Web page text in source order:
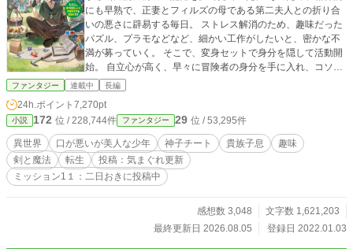
にも早熟で、正妻とフィルズの母である第二夫人との折り合
いの悪さに辟易する毎日。 ストレス解消のため、趣味だった
パズル、プラモなどなど、細かい工作がしたいと、密かな不
満が募っていく。 そこで、変身セットで身分を隠して活動開
始。 自立心が高く、早々に冒険者の身分を手に入れ、コソコ
ソと独自の魔導具を開発して、日々の暮らしに便利さを追加
ーーー？ 口は悪いが、見た目は母親似の美少女！？ ハイスペ
ックな少年が世界を変えていく！ 異世界改革ファンタジー！
息抜きに始めた作品です。 みなさんも息抜きにどうぞ◎ 肩肘
張らずに気楽に楽しんでほしい作品です！
ファンタジー 連載中 長編
24h.ポイント 7,270pt
小説 172 位 / 228,744件 ファンタジー 29 位 / 53,295件
異世界 口が悪いが美人な少年 神子チート 貴族子息
趣味
剣と魔法
転生
投稿：気まぐれ更新
ミッション1１：二日おきに投稿中
感想数 3,048
文字数 1,621,203
最終更新日 2026.08.05
登録日 2022.01.03